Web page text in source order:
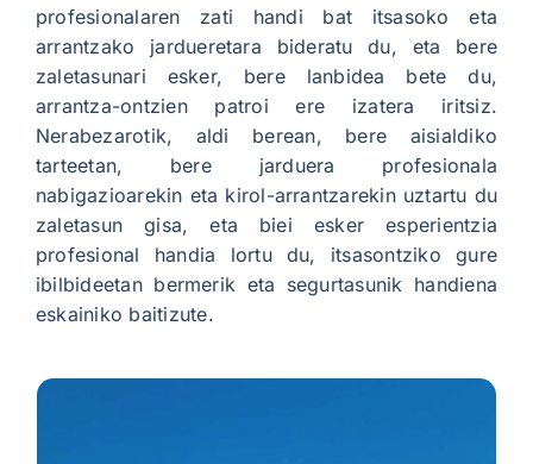
profesionalaren zati handi bat itsasoko eta
arrantzako jardueretara bideratu du, eta bere
zaletasunari esker, bere lanbidea bete du,
arrantza-ontzien patroi ere izatera iritsiz.
Nerabezarotik, aldi berean, bere aisialdiko
tarteetan, bere jarduera profesionala
nabigazioarekin eta kirol-arrantzarekin uztartu du
zaletasun gisa, eta biei esker esperientzia
profesional handia lortu du, itsasontziko gure
ibilbideetan bermerik eta segurtasunik handiena
eskainiko baitizute.